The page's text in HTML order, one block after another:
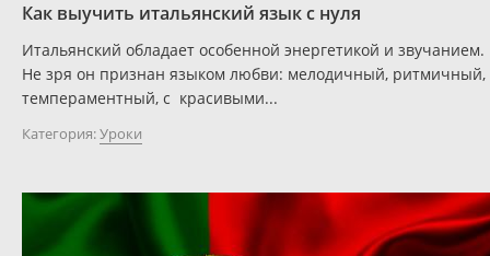
Как выучить итальянский язык с нуля
Итальянский обладает особенной энергетикой и звучанием.
Не зря он признан языком любви: мелодичный, ритмичный,
темпераментный, с красивыми...
Категория:Уроки